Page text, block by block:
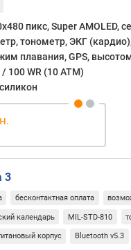
на
всего
пикс, Super AMOLED,
тонометр, ЭКГ
плавания, GPS,
100 WR (10 ATM)
3
бесконтактная оплата
календарь MIL-STD-810
корпус Bluetooth v5.3